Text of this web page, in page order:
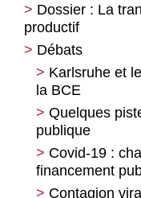
Dossier : La
productif
La part
relocalisation
capitalisme
Relocaliser
règles du jeu
Relocalisation
Quels
Toulouse, le
Débats
Karlsruhe et
la BCE
Quelques
publique
Covid-19 :
financement
Contagion